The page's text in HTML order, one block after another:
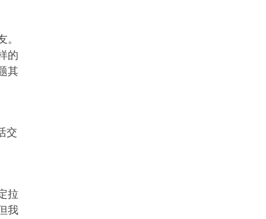
的
其
交
拉
我